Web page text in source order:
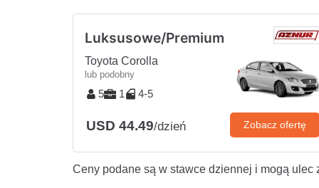
Luksusowe/Premium
Toyota Corolla
lub podobny
5 1 4-5
USD 44.49/dzień Zobacz ofertę
Ceny podane są w stawce dziennej i mogą ulec